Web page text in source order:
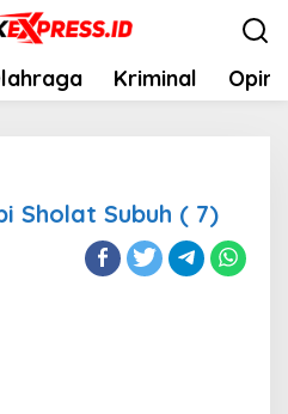
Kriminal Opini
Sholat Subuh ( 7)